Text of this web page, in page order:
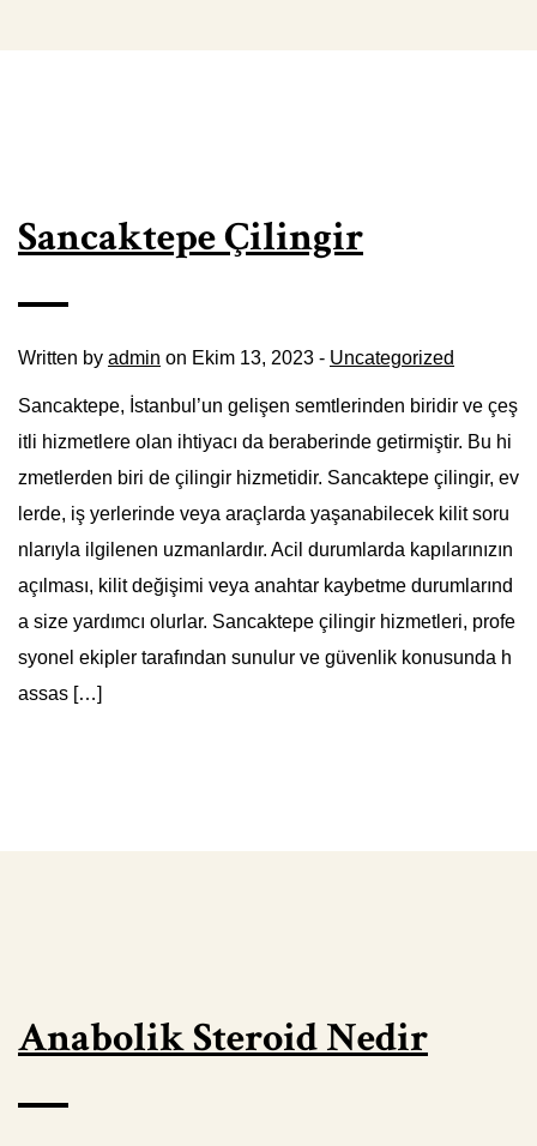
Sancaktepe Çilingir
Written by admin on Ekim 13, 2023 - Uncategorized
Sancaktepe, İstanbul’un gelişen semtlerinden biridir ve çeş
itli hizmetlere olan ihtiyacı da beraberinde getirmiştir. Bu hi
zmetlerden biri de çilingir hizmetidir. Sancaktepe çilingir, ev
lerde, iş yerlerinde veya araçlarda yaşanabilecek kilit soru
nlarıyla ilgilenen uzmanlardır. Acil durumlarda kapılarınızın
açılması, kilit değişimi veya anahtar kaybetme durumlarınd
a size yardımcı olurlar. Sancaktepe çilingir hizmetleri, profe
syonel ekipler tarafından sunulur ve güvenlik konusunda h
assas […]
Anabolik Steroid Nedir